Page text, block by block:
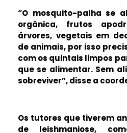
“O mosquito-palha se
orgânica, frutos
árvores, vegetais em
de animais, por isso
com os quintais limpos
que se alimentar. Sem
sobreviver”, disse a
Os tutores que tiverem
de leishmaniose,